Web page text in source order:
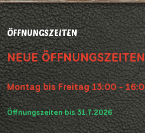
ÖFFNUNGSZEITEN
NEUE
Montag bis Freitag 13:00 -
Öffnungszeiten bis 31.7.2026